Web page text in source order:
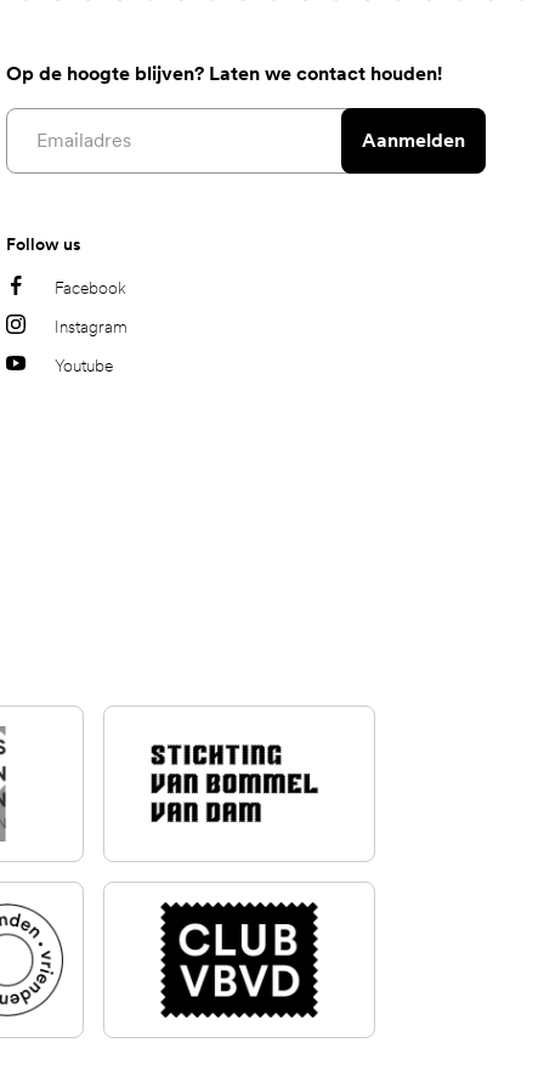
Op de hoogte blijven? Laten we contact houden!
Email address
Aanmelden
Follow us
Facebook
Instagram
Youtube